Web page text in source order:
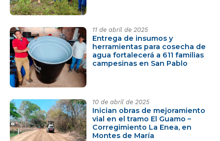
11 de abril de 2025
Entrega de insumos y
herramientas para cosecha de
agua fortalecerá a 611 familias
campesinas en San Pablo
10 de abril de 2025
Inician obras de mejoramiento
vial en el tramo El Guamo –
Corregimiento La Enea, en
Montes de María